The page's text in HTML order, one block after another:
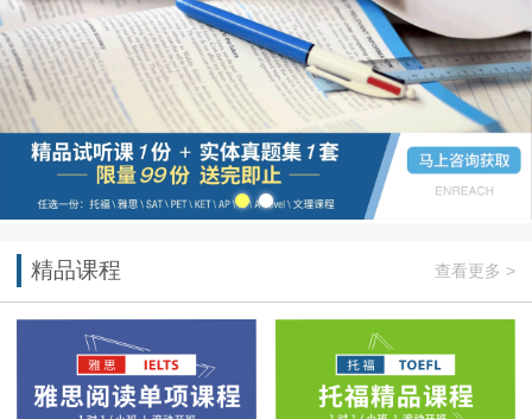
精品课程 查看更多 >